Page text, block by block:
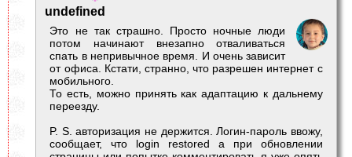
undefined
Это не так страшно. Просто ночные люди
потом начинают внезапно отваливаться
спать в непривычное время. И очень зависит
от офиса. Кстати, странно, что разрешен интернет с
мобильного.
То есть, можно принять как адаптацию к дальнему
переезду.
P. S. авторизация не держится. Логин-пароль ввожу,
сообщает, что login restored а при обновлении